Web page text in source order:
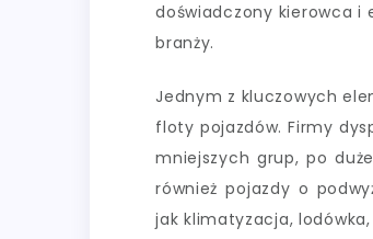
doświadczony kierowca
branży.
Jednym z kluczowych
floty pojazdów. Firmy
mniejszych grup, po
również pojazdy o
jak klimatyzacja,